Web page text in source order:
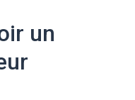
un